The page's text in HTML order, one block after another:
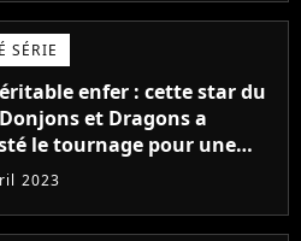
SÉRIE
enfer : cette star du
et Dragons a
le tournage pour une
très spéciale
2023